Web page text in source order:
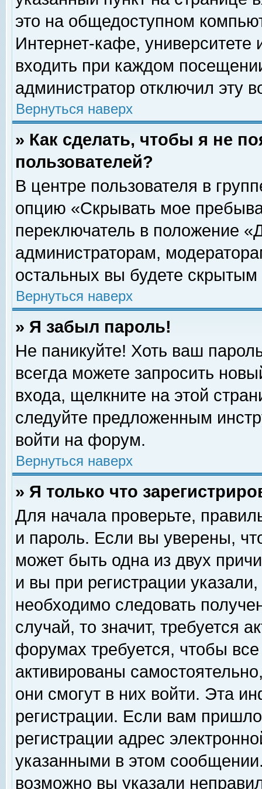
это на общедоступном
Интернет-кафе, университете
входить при каждом
администратор отключил эту
Вернуться наверх
» Как сделать, чтобы я не
пользователей?
В центре пользователя в
опцию «Скрывать мое
переключатель в положение
администраторам,
остальных вы будете скрытым
Вернуться наверх
» Я забыл пароль!
Не паникуйте! Хоть ваш
всегда можете запросить
входа, щелкните на этой
следуйте предложенным
войти на форум.
Вернуться наверх
» Я только что
Для начала проверьте,
и пароль. Если вы уверены,
может быть одна из двух
и вы при регистрации
необходимо следовать
случай, то значит, требуется
форумах требуется, чтобы
активированы
они смогут в них войти. Эта
регистрации. Если вам
регистрации адрес
указанными в этом
возможно вы указали